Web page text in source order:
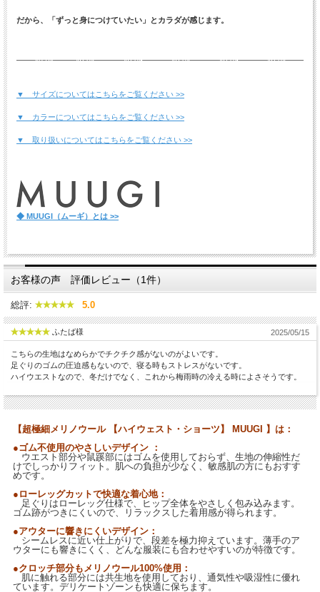
だから、「ずっと身につけていたい」とカラダが感じます。
▼ サイズについてはこちらをご覧ください >>
▼ カラーについてはこちらをご覧ください >>
▼ 取り扱いについてはこちらをご覧ください >>
◆ MUUGI（ムーギ）とは >>
お客様の声 評価レビュー（1件）
総評: 5.0
ふたば様 2025/05/15
こちらの生地はなめらかでチクチク感がないのがよいです。
足ぐりのゴムの圧迫感もないので、寝る時もストレスがないです。
ハイウエストなので、冬だけでなく、これから梅雨時の冷える時によさそうです。
【超極細メリノウール 【ハイウェスト・ショーツ】 MUUGI 】は：
●ゴム不使用のやさしいデザイン ：
ウエスト部分や鼠蹊部にはゴムを使用しておらず、生地の伸縮性だ
けでしっかりフィット。肌への負担が少なく、敏感肌の方にもおすす
めです。
●ローレッグカットで快適な着心地：
足ぐりはローレッグ仕様で、ヒップ全体をやさしく包み込みます。
ゴム跡がつきにくいので、リラックスした着用感が得られます。
●アウターに響きにくいデザイン：
シームレスに近い仕上がりで、段差を極力抑えています。薄手のア
ウターにも響きにくく、どんな服装にも合わせやすいのが特徴です。
●クロッチ部分もメリノウール100%使用：
肌に触れる部分には共生地を使用しており、通気性や吸湿性に優れ
ています。デリケートゾーンも快適に保ちます。